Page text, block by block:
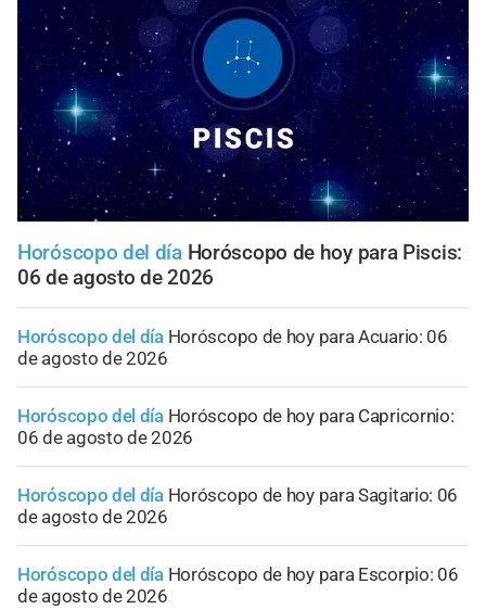
Horóscopo del día Horóscopo de hoy para Piscis:
06 de agosto de 2026
Horóscopo del día Horóscopo de hoy para Acuario: 06
de agosto de 2026
Horóscopo del día Horóscopo de hoy para Capricornio:
06 de agosto de 2026
Horóscopo del día Horóscopo de hoy para Sagitario: 06
de agosto de 2026
Horóscopo del día Horóscopo de hoy para Escorpio: 06
de agosto de 2026